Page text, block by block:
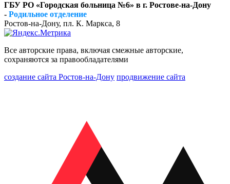
ГБУ РО «Городская больница №6» в г. Ростове-на-Дону
- Родильное отделение
Ростов-на-Дону, пл. К. Маркса, 8
Все авторские права, включая смежные авторские,
сохраняются за правообладателями
создание сайта Ростов-на-Дону продвижение сайта